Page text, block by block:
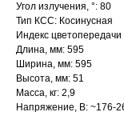
Угол излучения, °: 80
Тип КСС: Косинусная
Индекс
Длина, мм: 595
Ширина, мм: 595
Высота, мм: 51
Масса, кг: 2,9
Напряжение, В: ~176-